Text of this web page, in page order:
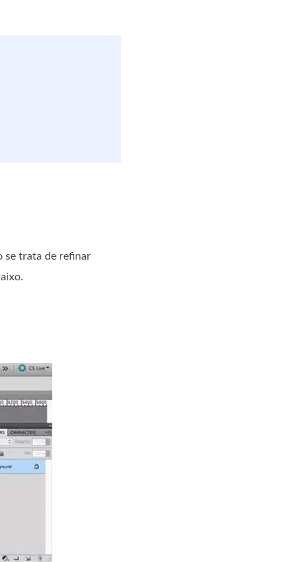
se trata de refinar